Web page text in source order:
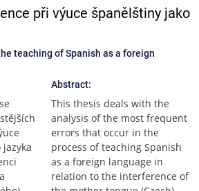
při výuce španělštiny jako
teaching of Spanish as a foreign
Abstract:
This thesis deals with the
analysis of the most frequent
errors that occur in the
process of teaching Spanish
as a foreign language in
relation to the interference of